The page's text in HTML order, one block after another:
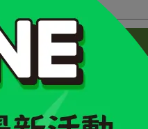
已售完，貨到通知我
高 」可以折抵紅利